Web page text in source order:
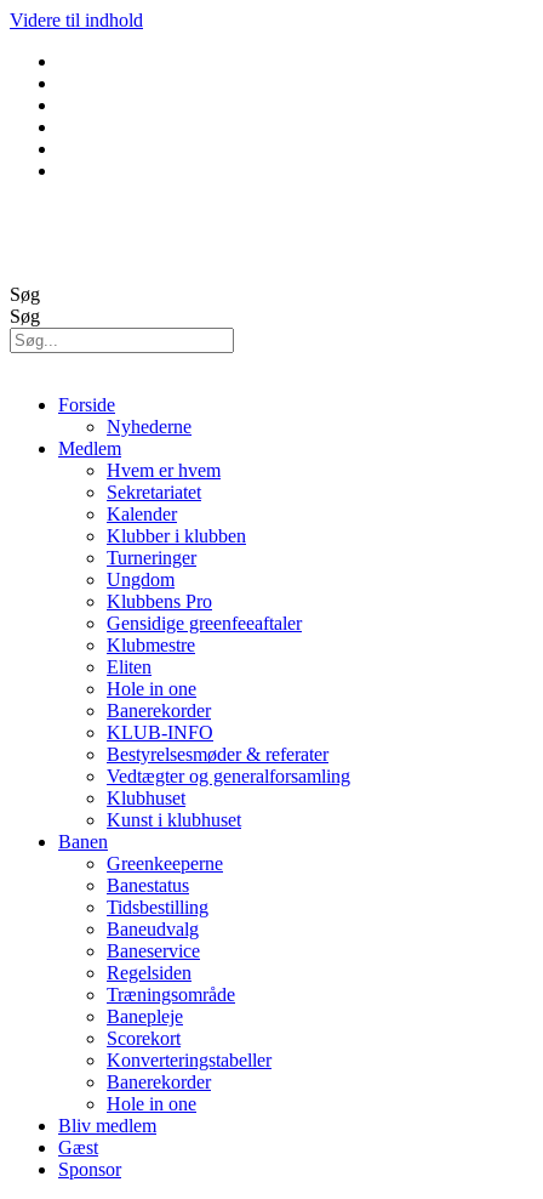
Videre til indhold
Søg
Søg
Forside
Nyhederne
Medlem
Hvem er hvem
Sekretariatet
Kalender
Klubber i klubben
Turneringer
Ungdom
Klubbens Pro
Gensidige greenfeeaftaler
Klubmestre
Eliten
Hole in one
Banerekorder
KLUB-INFO
Bestyrelsesmøder & referater
Vedtægter og generalforsamling
Klubhuset
Kunst i klubhuset
Banen
Greenkeeperne
Banestatus
Tidsbestilling
Baneudvalg
Baneservice
Regelsiden
Træningsområde
Banepleje
Scorekort
Konverteringstabeller
Banerekorder
Hole in one
Bliv medlem
Gæst
Sponsor